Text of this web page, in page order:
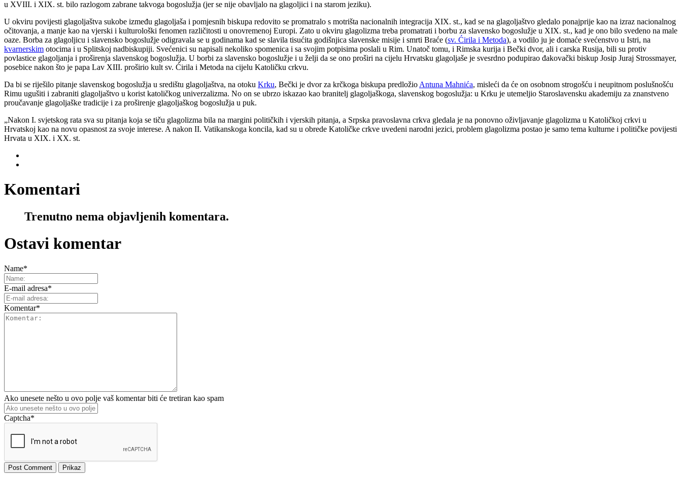
u XVIII. i XIX. st. bilo razlogom zabrane takvoga bogoslužja (jer se nije obavljalo na glagoljici i na starom jeziku).
U okviru povijesti glagoljaštva sukobe između glagoljaša i pomjesnih biskupa redovito se promatralo s motrišta nacionalnih integracija XIX. st., kad se na glagoljaštvo gledalo ponajprije kao na izraz nacionalnog
očitovanja, a manje kao na vjerski i kulturološki fenomen različitosti u onovremenoj Europi. Zato u okviru glagolizma treba promatrati i borbu za slavensko bogoslužje u XIX. st., kad je ono bilo svedeno na male
oaze. Borba za glagoljicu i slavensko bogoslužje odigravala se u godinama kad se slavila tisućita godišnjica slavenske misije i smrti Braće (sv. Ćirila i Metoda), a vodilo ju je domaće svećenstvo u Istri, na
kvarnerskim otocima i u Splitskoj nadbiskupiji. Svećenici su napisali nekoliko spomenica i sa svojim potpisima poslali u Rim. Unatoč tomu, i Rimska kurija i Bečki dvor, ali i carska Rusija, bili su protiv
povlastice glagoljanja i proširenja slavenskog bogoslužja. U borbi za slavensko bogoslužje i u želji da se ono proširi na cijelu Hrvatsku glagoljaše je svesrdno podupirao đakovački biskup Josip Juraj Strossmayer,
posebice nakon što je papa Lav XIII. proširio kult sv. Ćirila i Metoda na cijelu Katoličku crkvu.
Da bi se riješilo pitanje slavenskog bogoslužja u središtu glagoljaštva, na otoku Krku, Bečki je dvor za krčkoga biskupa predložio Antuna Mahnića, misleći da će on osobnom strogošću i neupitnom poslušnošću
Rimu ugušiti i zabraniti glagoljaštvo u korist katoličkog univerzalizma. No on se ubrzo iskazao kao branitelj glagoljaškoga, slavenskog bogoslužja: u Krku je utemeljio Staroslavensku akademiju za znanstveno
proučavanje glagoljaške tradicije i za proširenje glagoljaškog bogoslužja u puk.
„Nakon I. svjetskog rata sva su pitanja koja se tiču glagolizma bila na margini političkih i vjerskih pitanja, a Srpska pravoslavna crkva gledala je na ponovno oživljavanje glagolizma u Katoličkoj crkvi u
Hrvatskoj kao na novu opasnost za svoje interese. A nakon II. Vatikanskoga koncila, kad su u obrede Katoličke crkve uvedeni narodni jezici, problem glagolizma postao je samo tema kulturne i političke povijesti
Hrvata u XIX. i XX. st.
Komentari
Trenutno nema objavljenih komentara.
Ostavi komentar
Name*
E-mail adresa*
Komentar*
Ako unesete nešto u ovo polje vaš komentar biti će tretiran kao spam
Captcha*